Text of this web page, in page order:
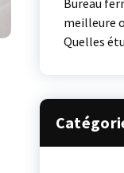
meilleure
Quelles